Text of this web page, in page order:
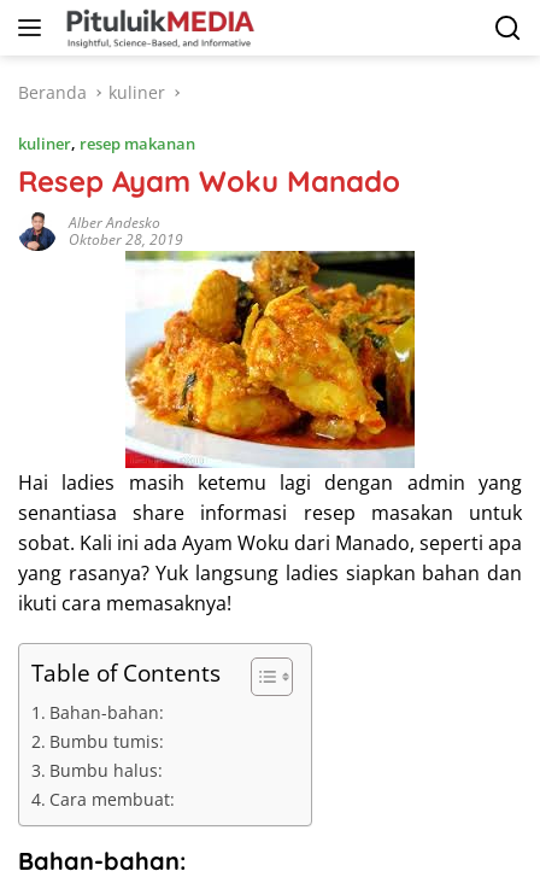
Langsung
Beranda
kuliner
kuliner, resep makanan
Resep Ayam Woku Manado
Alber Andesko
Oktober 28, 2019
Hai ladies masih ketemu lagi dengan admin yang
senantiasa share informasi resep masakan untuk
sobat. Kali ini ada Ayam Woku dari Manado, seperti apa
yang rasanya? Yuk langsung ladies siapkan bahan dan
ikuti cara memasaknya!
Table of Contents
Bahan-bahan:
Bumbu tumis:
Bumbu halus:
Cara membuat:
Bahan-bahan: